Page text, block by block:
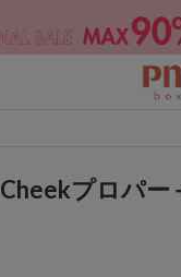
Cheekプロパー